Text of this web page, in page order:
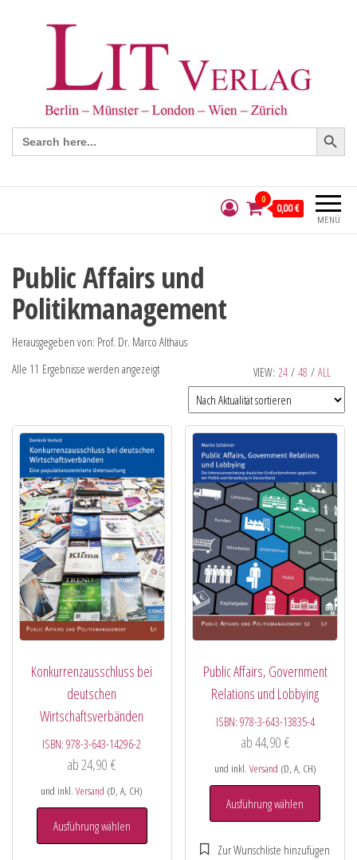
Search
for:
Search Button
MENÜ
0
0,00 €
Public Affairs und
Politikmanagement
Herausgegeben von: Prof. Dr. Marco Althaus
VIEW: 24 / 48 / ALL
Alle 11 Ergebnisse werden angezeigt
Konkurrenzausschluss bei
deutschen
Wirtschaftsverbänden
ISBN:978-3-643-14296-2
ab24,90€
und inkl.Versand (D, A, CH)
Ausführung wählen
Public Affairs, Government
Relations und Lobbying
ISBN: 978-3-643-13835-4
ab44,90 €
und inkl. Versand (D, A, CH)
Ausführung wählen